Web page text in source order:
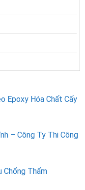
Epoxy Hóa Chất Cấy
– Công Ty Thi Công
Chống Thấm